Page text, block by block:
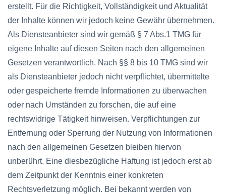
erstellt. Für die Richtigkeit, Vollständigkeit und Aktualität
der Inhalte können wir jedoch keine Gewähr übernehmen.
Als Diensteanbieter sind wir gemäß § 7 Abs.1 TMG für
eigene Inhalte auf diesen Seiten nach den allgemeinen
Gesetzen verantwortlich. Nach §§ 8 bis 10 TMG sind wir
als Diensteanbieter jedoch nicht verpflichtet, übermittelte
oder gespeicherte fremde Informationen zu überwachen
oder nach Umständen zu forschen, die auf eine
rechtswidrige Tätigkeit hinweisen. Verpflichtungen zur
Entfernung oder Sperrung der Nutzung von Informationen
nach den allgemeinen Gesetzen bleiben hiervon
unberührt. Eine diesbezügliche Haftung ist jedoch erst ab
dem Zeitpunkt der Kenntnis einer konkreten
Rechtsverletzung möglich. Bei bekannt werden von